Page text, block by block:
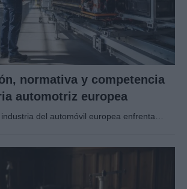
normativa y competencia
automotriz europea
del automóvil europea enfrenta…